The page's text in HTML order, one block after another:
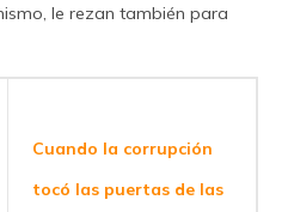
le rezan también para
Cuando la corrupción
tocó las puertas de las